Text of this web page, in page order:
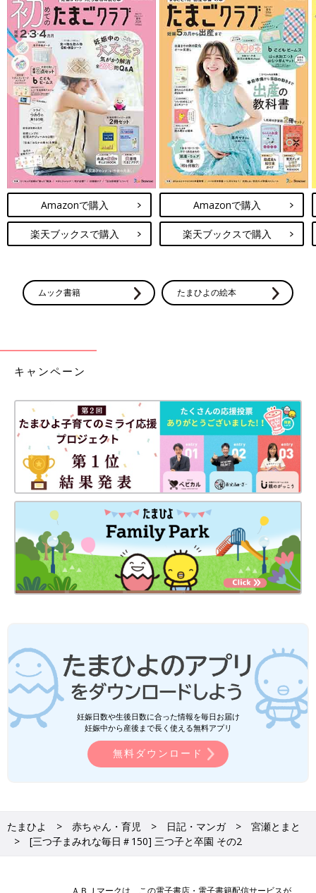
Amazonで購入
楽天ブックスで購入
Amazonで購入
楽天ブックスで購入
ムック書籍 たまひよの絵本
キャンペーン
妊娠日数や生後日数に合った情報を毎日お届け
妊娠中から産後まで長く使える無料アプリ
無料ダウンロード
たまひよ 赤ちゃん・育児 日記・マンガ
宮瀬とまと
[三つ子まみれな毎日＃150] 三つ子と卒園 その2
ＡＢＪマークは、この電子書店・電子書籍配信サービスが、